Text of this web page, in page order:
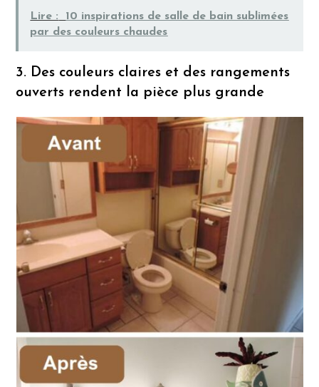
Lire :
10 inspirations de salle de bain sublimées
par des couleurs chaudes
3. Des couleurs claires et des rangements
ouverts rendent la pièce plus grande